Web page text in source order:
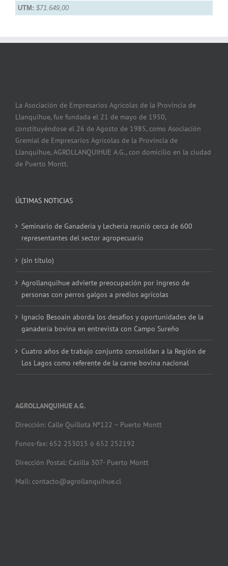
UTM: $71.649,00
La Asociación de Empresarios Agrícolas de la Provincia de
Llanquihue, fue fundada el 21 de mayo de 1950,
constituyéndose el 26 de Agosto de 1985, como Asociación
Gremial de Empresarios Agrícolas de la Provincia de
Llanquihue, AGROLLANQUIHUE A.G., con domicilio en la ciudad
de Puerto Montt.
ÚLTIMAS NOTICIAS
Seminario de Ganadería y Lechería reunió cerca de 600
representantes del sector agropecuario
(sin título)
Agrollanquihue advierte preocupación por ingreso de
personas con perros galgos a predios agrícolas
Ignacio Besoain aborda los desafíos y oportunidades de la
ganadería bovina en entrevista con Campo Sureño
Cuatro años de trabajo conjunto consolidan a la Región de
Los Lagos como referente de la carne bovina nacional
AGROLLANQUIHUE A.G.
Dirección: Calle Quillota Nº122 – Puerto Montt
Fonos-fax: 652 253015 ó 652 252192
Dirección Postal: Casilla 307- Puerto Montt
Mail: contacto@agrollanquihue.cl